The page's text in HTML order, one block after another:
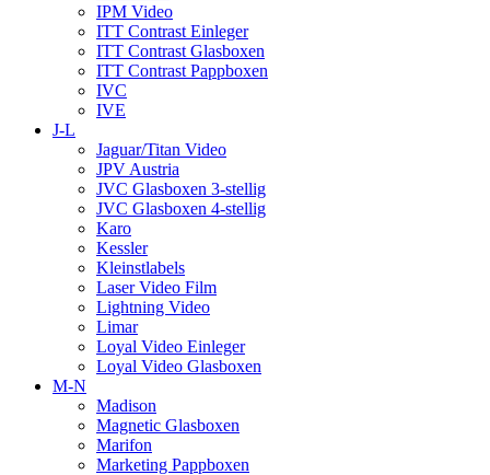
IPM Video
ITT Contrast Einleger
ITT Contrast Glasboxen
ITT Contrast Pappboxen
IVC
IVE
J-L
Jaguar/Titan Video
JPV Austria
JVC Glasboxen 3-stellig
JVC Glasboxen 4-stellig
Karo
Kessler
Kleinstlabels
Laser Video Film
Lightning Video
Limar
Loyal Video Einleger
Loyal Video Glasboxen
M-N
Madison
Magnetic Glasboxen
Marifon
Marketing Pappboxen